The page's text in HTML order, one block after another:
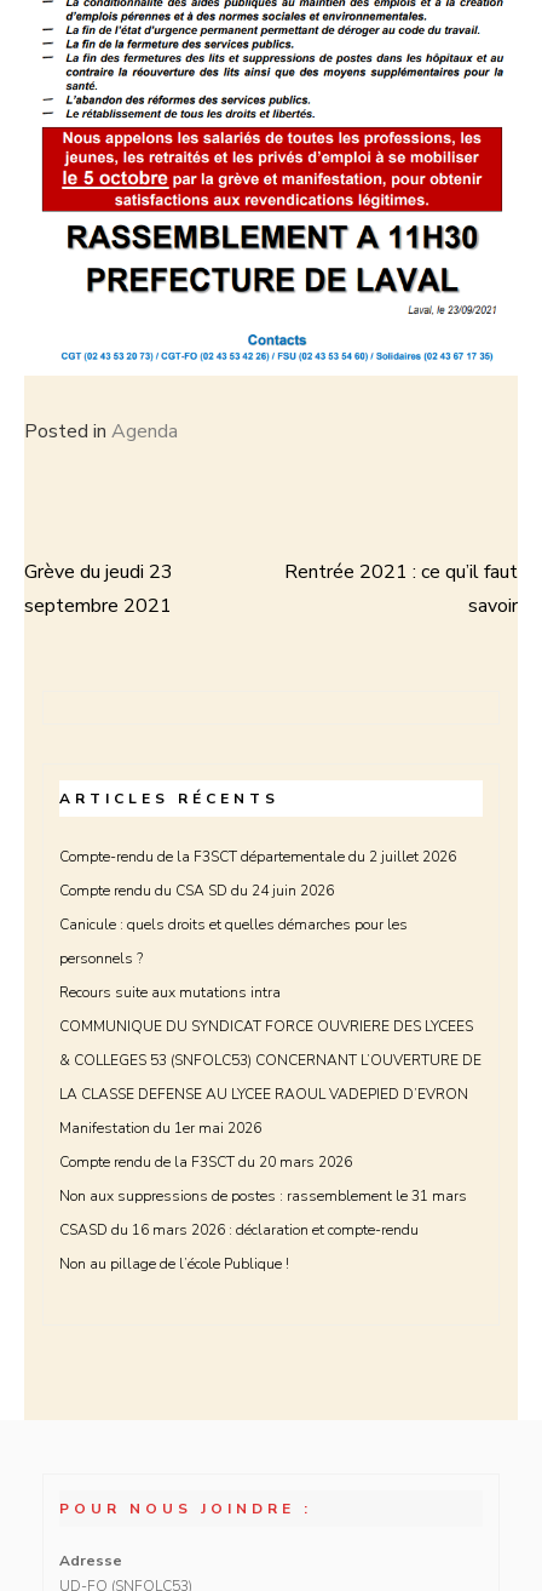
Posted in Agenda
Navigation
Grève du jeudi 23
septembre 2021
Rentrée 2021 : ce qu’il faut
savoir
ARTICLES RÉCENTS
Compte-rendu de la F3SCT départementale du 2 juillet 2026
Compte rendu du CSA SD du 24 juin 2026
Canicule : quels droits et quelles démarches pour les
personnels ?
Recours suite aux mutations intra
COMMUNIQUE DU SYNDICAT FORCE OUVRIERE DES LYCEES
& COLLEGES 53 (SNFOLC53) CONCERNANT L’OUVERTURE DE
LA CLASSE DEFENSE AU LYCEE RAOUL VADEPIED D’EVRON
Manifestation du 1er mai 2026
Compte rendu de la F3SCT du 20 mars 2026
Non aux suppressions de postes : rassemblement le 31 mars
CSASD du 16 mars 2026 : déclaration et compte-rendu
Non au pillage de l’école Publique !
POUR NOUS JOINDRE :
Adresse
UD-FO (SNFOLC53)